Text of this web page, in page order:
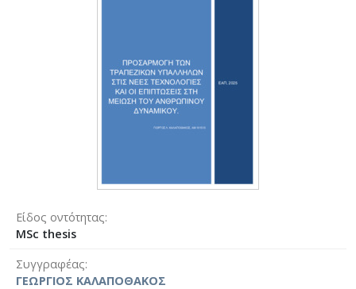
Είδος οντότητας
MSc thesis
Συγγραφέας
ΓΕΩΡΓΙΟΣ ΚΑΛΑΠΟΘΑΚΟΣ